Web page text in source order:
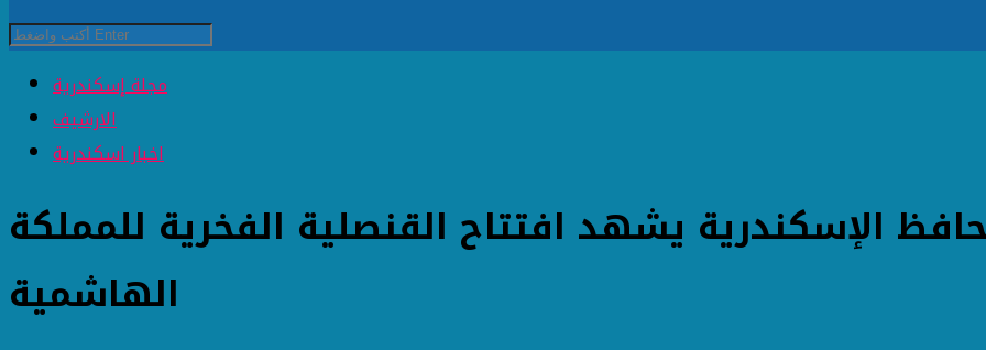
مجلة إسكندرية
الارشيف
اخبار اسكندرية
الإسكندرية يشهد افتتاح القنصلية الفخرية للمملكة
الهاشمية